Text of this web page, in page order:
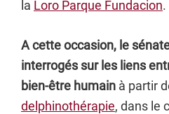
la Loro Parque Fundacion.
A cette occasion, le
interrogés sur les liens
bien-être humain à partir
delphinothérapie, dans le